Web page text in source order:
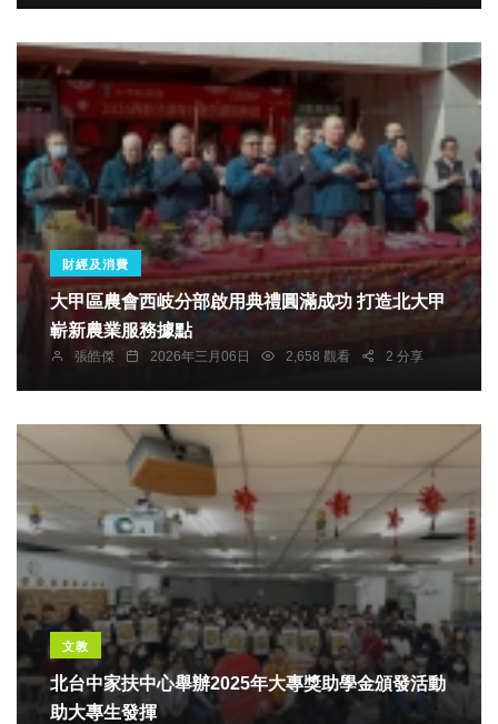
財經及消費
大甲區農會西岐分部啟用典禮圓滿成功 打造北大甲
嶄新農業服務據點
張皓傑 2026年三月06日 2,658 觀看 2 分享
文教
北台中家扶中心舉辦2025年大專獎助學金頒發活動
助大專生發揮